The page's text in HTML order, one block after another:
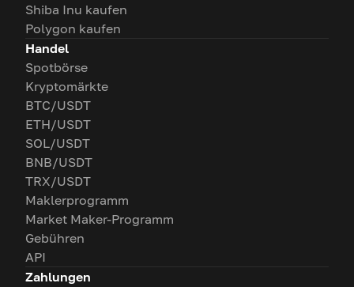
Shiba Inu kaufen
Polygon kaufen
Handel
Spotbörse
Kryptomärkte
BTC/USDT
ETH/USDT
SOL/USDT
BNB/USDT
TRX/USDT
Maklerprogramm
Market Maker-Programm
Gebühren
API
Zahlungen